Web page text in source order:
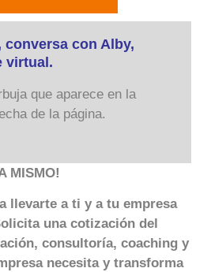
con Alby,
virtual.
que aparece en la
de la página.
MISMO!
llevarte a ti y a tu empresa
una cotización del
consultoría, coaching y
necesita y transforma